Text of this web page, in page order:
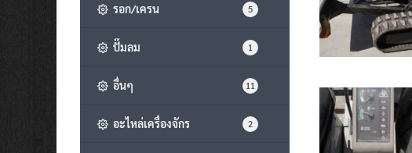
รอก/เครน 5
ปั๊มลม 1
อื่นๆ 11
อะไหล่เครื่องจักร 2